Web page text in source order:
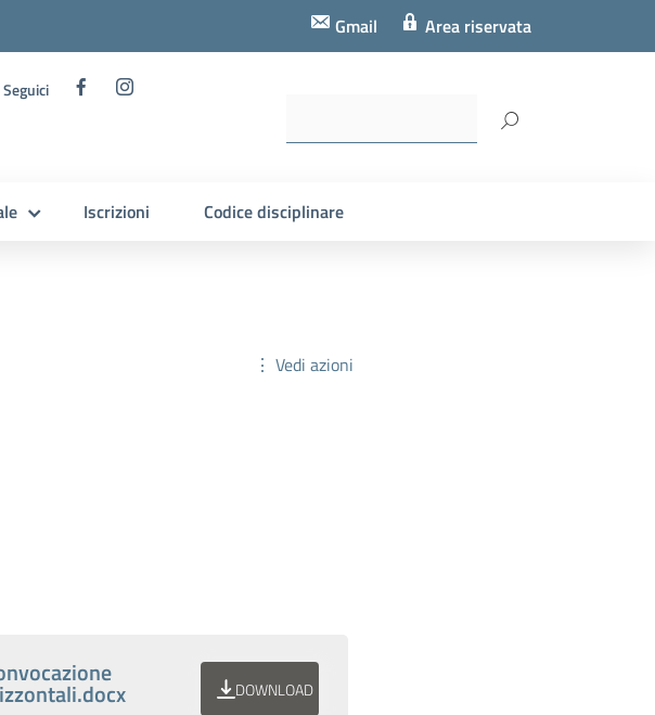
Gmail Area riservata
Seguici
Iscrizioni Codice disciplinare
⋮ Vedi azioni
DOWNLOAD